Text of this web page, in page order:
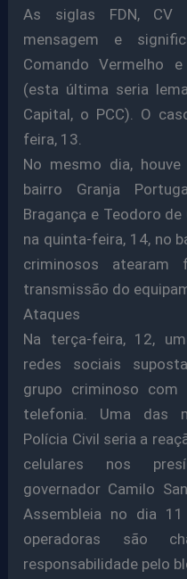
As siglas FDN, CV
mensagem e
Comando Vermelho
(esta última seria
Capital, o PCC). O
feira, 13.
No mesmo dia,
bairro Granja
Bragança e Teodoro
na quinta-feira, 14, no
criminosos
transmissão do
Ataques
Na terça-feira, 12,
redes sociais
grupo criminoso com
telefonia. Uma das
Polícia Civil seria a
celulares nos
governador Camilo
Assembleia no dia
operadoras são
responsabilidade pelo